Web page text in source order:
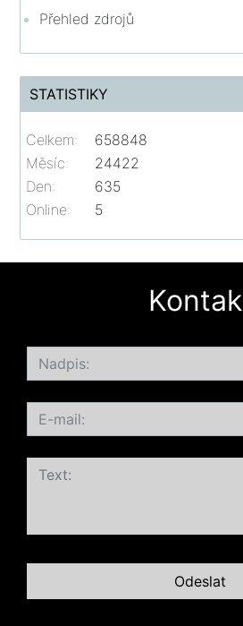
Přehled zdrojů
STATISTIKY
Online: 5
Celkem:
658848
Měsíc:
24422
Den:
635